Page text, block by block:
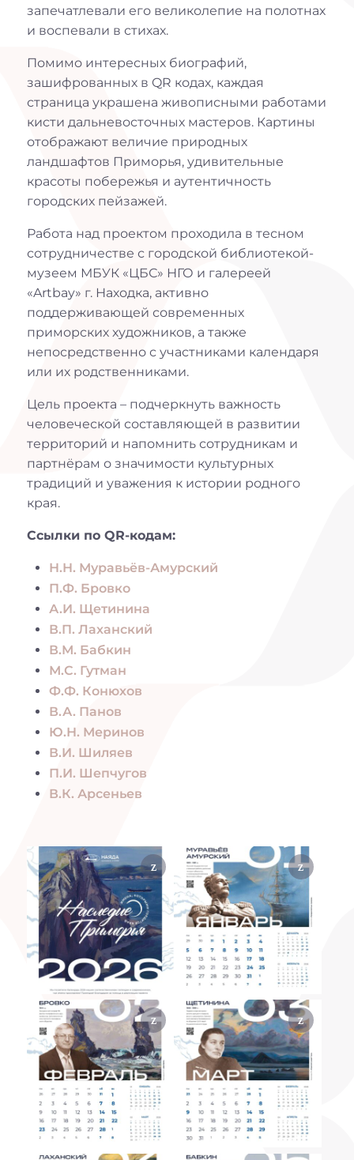
запечатлевали его великолепие на полотнах
и воспевали в стихах.
Помимо интересных биографий,
зашифрованных в QR кодах, каждая
страница украшена живописными работами
кисти дальневосточных мастеров. Картины
отображают величие природных
ландшафтов Приморья, удивительные
красоты побережья и аутентичность
городских пейзажей.
Работа над проектом проходила в тесном
сотрудничестве с городской библиотекой-
музеем МБУК «ЦБС» НГО и галереей
«Artbay» г. Находка, активно
поддерживающей современных
приморских художников, а также
непосредственно с участниками календаря
или их родственниками.
Цель проекта – подчеркнуть важность
человеческой составляющей в развитии
территорий и напомнить сотрудникам и
партнёрам о значимости культурных
традиций и уважения к истории родного
края.
Ссылки по QR-кодам:
Н.Н. Муравьёв-Амурский
П.Ф. Бровко
А.И. Щетинина
В.П. Лаханский
В.М. Бабкин
М.С. Гутман
Ф.Ф. Конюхов
В.А. Панов
Ю.Н. Меринов
В.И. Шиляев
П.И. Шепчугов
В.К. Арсеньев